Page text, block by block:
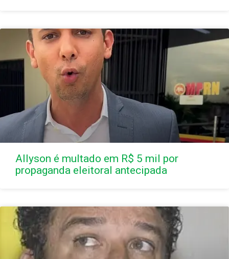
Allyson é multado em R$ 5 mil por
propaganda eleitoral antecipada